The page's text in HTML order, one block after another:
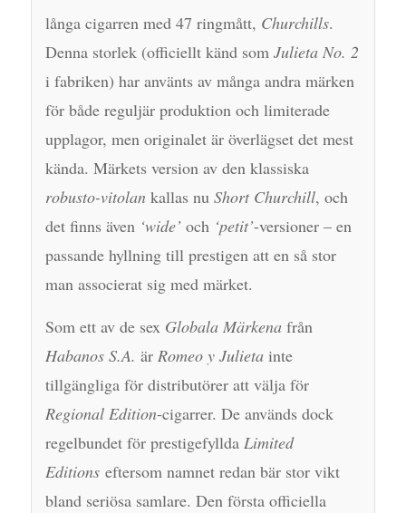
långa cigarren med 47 ringmått, Churchills.
Denna storlek (officiellt känd som Julieta No. 2
i fabriken) har använts av många andra märken
för både reguljär produktion och limiterade
upplagor, men originalet är överlägset det mest
kända. Märkets version av den klassiska
robusto-vitolan kallas nu Short Churchill, och
det finns även ‘wide’ och ‘petit’-versioner – en
passande hyllning till prestigen att en så stor
man associerat sig med märket.
Som ett av de sex Globala Märkenafrån
Habanos S.A. är Romeo y Julietainte
tillgängliga för distributörer att välja för
Regional Edition-cigarrer. De används dock
regelbundet för prestigefyllda Limited
Editionseftersom namnet redan bär stor vikt
bland seriösa samlare. Den första officiella